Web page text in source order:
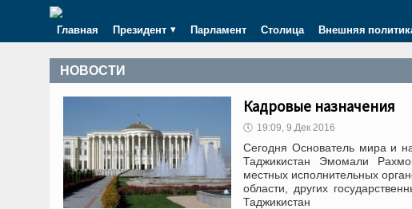
Главная Президент Парламент Столица Внешняя
НОВОСТИ
Кадровые назначения
🕔 19:09, 9.Дек 2016
Сегодня Основатель мира и
Таджикистан Эмомали
местных исполнительных
области, других
Таджикистан